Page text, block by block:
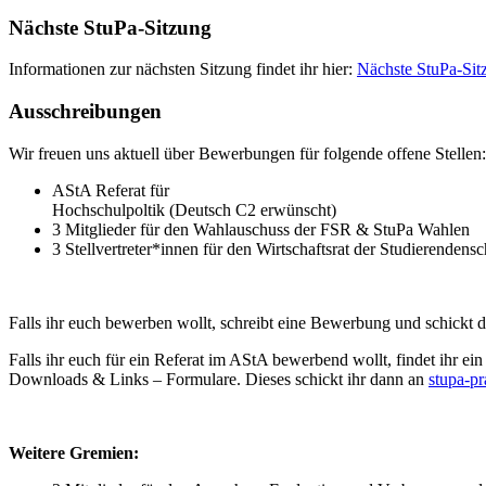
Nächste StuPa-Sitzung
Informationen zur nächsten Sitzung findet ihr hier: Nächste StuPa-
Ausschreibungen
Wir freuen uns aktuell über Bewerbungen für folgende offene Stellen:
AStA Referat für
Hochschulpoltik (Deutsch C2 erwünscht)
3 Mitglieder für den Wahlauschuss der FSR & StuPa Wahlen
3 Stellvertreter*innen für den Wirtschaftsrat der
Falls ihr euch bewerben wollt, schreibt eine Bewerbung und schickt
Falls ihr euch für ein Referat im AStA bewerbend wollt, findet ihr
Downloads & Links – Formulare. Dieses schickt ihr dann an stupa-
Weitere Gremien: